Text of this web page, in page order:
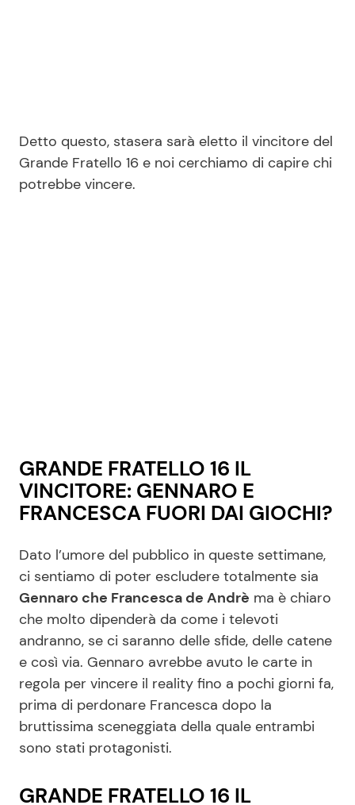
Detto questo, stasera sarà eletto il vincitore del
Grande Fratello 16 e noi cerchiamo di capire chi
potrebbe vincere.
GRANDE FRATELLO 16 IL
VINCITORE: GENNARO E
FRANCESCA FUORI DAI GIOCHI?
Dato l’umore del pubblico in queste settimane,
ci sentiamo di poter escludere totalmente sia
Gennaro che Francesca de Andrè ma è chiaro
che molto dipenderà da come i televoti
andranno, se ci saranno delle sfide, delle catene
e così via. Gennaro avrebbe avuto le carte in
regola per vincere il reality fino a pochi giorni fa,
prima di perdonare Francesca dopo la
bruttissima sceneggiata della quale entrambi
sono stati protagonisti.
GRANDE FRATELLO 16 IL